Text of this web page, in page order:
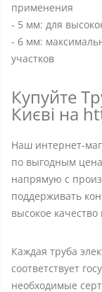
применения
- 5 мм: для
- 6 мм:
участков
Купуйте
Києві на
Наш интернет-
по выгодным
напрямую с
поддерживать
высокое
Каждая труба
соответствует
необходимые